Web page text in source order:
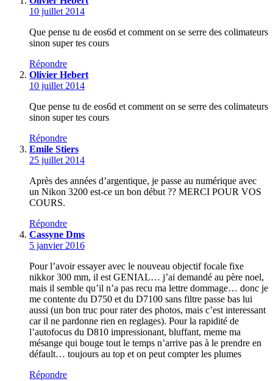
10 juillet 2014
Que pense tu de eos6d et comment on se serre des colimateurs
sinon super tes cours
Répondre
Olivier Hebert
10 juillet 2014
Que pense tu de eos6d et comment on se serre des colimateurs
sinon super tes cours
Répondre
Emile Stiers
25 juillet 2014
Après des années d’argentique, je passe au numérique avec
un Nikon 3200 est-ce un bon début ?? MERCI POUR VOS
COURS.
Répondre
Cassyne Dms
5 janvier 2016
Pour l’avoir essayer avec le nouveau objectif focale fixe
nikkor 300 mm, il est GENIAL… j’ai demandé au père noel,
mais il semble qu’il n’a pas recu ma lettre dommage… donc je
me contente du D750 et du D7100 sans filtre passe bas lui
aussi (un bon truc pour rater des photos, mais c’est interessant
car il ne pardonne rien en reglages). Pour la rapidité de
l’autofocus du D810 impressionant, bluffant, meme ma
mésange qui bouge tout le temps n’arrive pas à le prendre en
défault… toujours au top et on peut compter les plumes
Répondre